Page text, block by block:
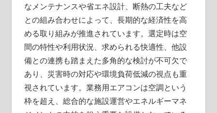
なメンテナンスや省エネ設計、断熱の工夫など
との組み合わせによって、長期的な経済性を高
める取り組みが推進されています。選定時は空
間の特性や利用状況、求められる快適性、他設
備との連携も踏まえた多角的な検討が不可欠で
あり、災害時の対応や環境負荷低減の視点も重
視されています。業務用エアコンは空調という
枠を超え、総合的な施設運営やエネルギーマネ